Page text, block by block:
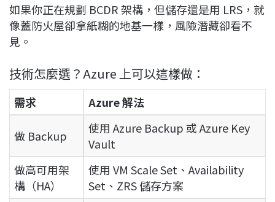
如果你正在規劃 BCDR 架構，但儲存還是用 LRS，就
像蓋防火屋卻拿紙糊的地基一樣，風險潛藏卻看不
見。
技術怎麼選？Azure 上可以這樣做：
需求 Azure 解法
做 Backup
使用 Azure Backup 或 Azure Key
Vault
做高可用架
構（HA）
使用 VM Scale Set、Availability
Set、ZRS 儲存方案